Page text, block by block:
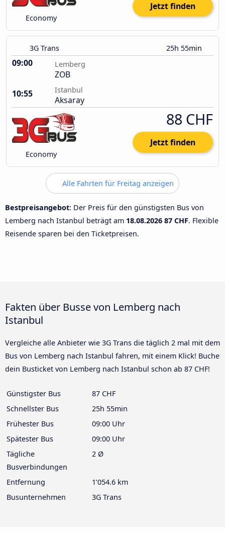
Economy
Jetzt finden
3G Trans 25h 55min
09:00 Lemberg
ZOB
10:55
Istanbul
Aksaray
Economy
88 CHF
Jetzt finden
Alle Fahrten für Freitag anzeigen
Bestpreisangebot: Der Preis für den günstigsten Bus von
Lemberg nach Istanbul beträgt am 18.08.2026 87 CHF. Flexible
Reisende sparen bei den Ticketpreisen.
Fakten über Busse von Lemberg nach
Istanbul
Vergleiche alle Anbieter wie 3G Trans die täglich 2 mal mit dem
Bus von Lemberg nach Istanbul fahren, mit einem Klick! Buche
dein Busticket von Lemberg nach Istanbul schon ab 87 CHF!
Günstigster Bus
87 CHF
Schnellster Bus
25h 55min
Frühester Bus
09:00 Uhr
Spätester Bus
09:00 Uhr
Tägliche
Busverbindungen
2 Ø
Entfernung
1’054.6 km
Busunternehmen
3G Trans